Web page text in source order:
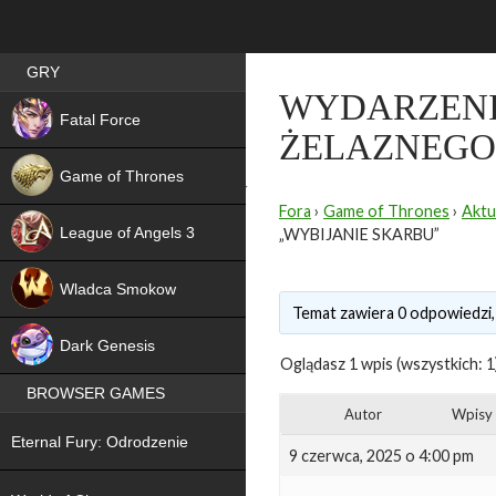
Fora › Game of Thrones ›
„WYBIJANIE SKARBU”
Temat zawiera 0
Oglądasz 1 wpis (wszystkich:
Autor Wpisy
9 czerwca, 2025 o 4:00 pm
Best RPG games in Poland
GRY
Fatal Force
Game of Thrones
League of Angels 3
Wladca Smokow
Dark Genesis
BROWSER GAMES
Eternal Fury: Odrodzenie